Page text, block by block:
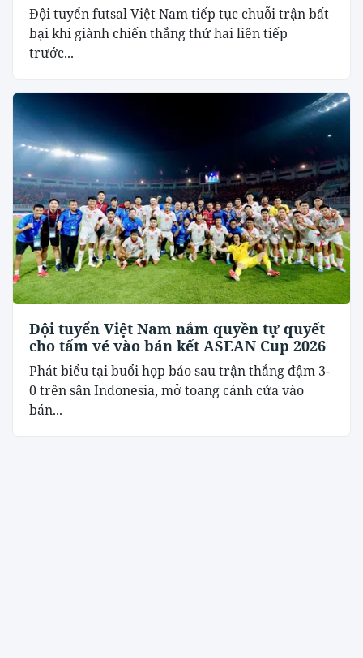
Đội tuyển futsal Việt Nam tiếp tục chuỗi trận bất
bại khi giành chiến thắng thứ hai liên tiếp
trước...
Đội tuyển Việt Nam nắm quyền tự quyết
cho tấm vé vào bán kết ASEAN Cup 2026
Phát biểu tại buổi họp báo sau trận thắng đậm 3-
0 trên sân Indonesia, mở toang cánh cửa vào
bán...